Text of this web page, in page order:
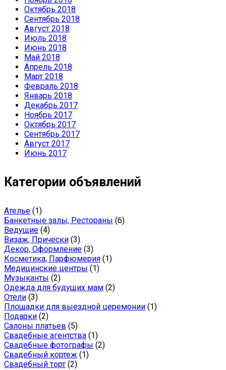
Октябрь 2018
Сентябрь 2018
Август 2018
Июль 2018
Июнь 2018
Май 2018
Апрель 2018
Март 2018
Февраль 2018
Январь 2018
Декабрь 2017
Ноябрь 2017
Октябрь 2017
Сентябрь 2017
Август 2017
Июнь 2017
Категории объявлений
Ателье (1)
Банкетные залы, Рестораны (6)
Ведущие (4)
Визаж, Прически (3)
Декор, Оформление (3)
Косметика, Парфюмерия (1)
Медицинские центры (1)
Музыканты (2)
Одежда для будущих мам (2)
Отели (3)
Площадки для выездной церемонии (1)
Подарки (2)
Салоны платьев (5)
Свадебные агентства (1)
Свадебные фотографы (2)
Свадебный кортеж (1)
Свадебный торт (2)